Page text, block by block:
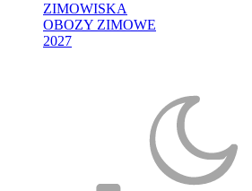
ZIMOWISKA
OBOZY ZIMOWE
2027